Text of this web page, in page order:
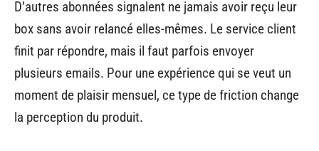
D’autres abonnées signalent ne jamais avoir reçu leur
box sans avoir relancé elles-mêmes. Le service client
finit par répondre, mais il faut parfois envoyer
plusieurs emails. Pour une expérience qui se veut un
moment de plaisir mensuel, ce type de friction change
la perception du produit.